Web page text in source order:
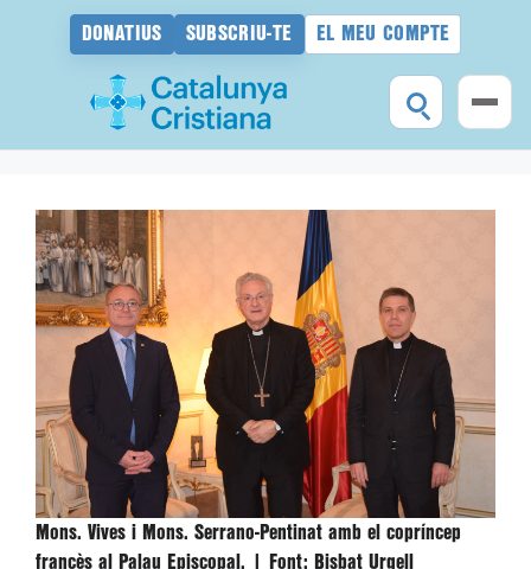
DONATIUS SUBSCRIU-TE EL MEU COMPTE
contingut
Mons. Vives i Mons. Serrano-Pentinat amb el copríncep
francès al Palau Episcopal. |
Font: Bisbat Urgell